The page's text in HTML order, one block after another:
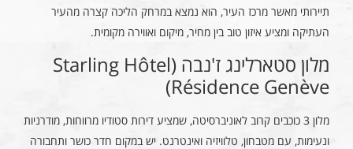
תיירותי מאשר מרכז העיר, הוא נמצא במרחק הליכה קצרה מהעיר
העתיקה ומציע איזון טוב בין מחיר, מיקום ואווירה מקומית.
מלון סטארלינג ז'נבה (Starling Hôtel
Résidence Genève)
מלון 3 כוכבים קרוב לאוניברסיטה, שמציע דירות סטודיו מרווחות, מודרניות
ונעימות, עם מטבחון, טלוויזיה ואינטרנט. יש במקום חדר כושר ותחבורה